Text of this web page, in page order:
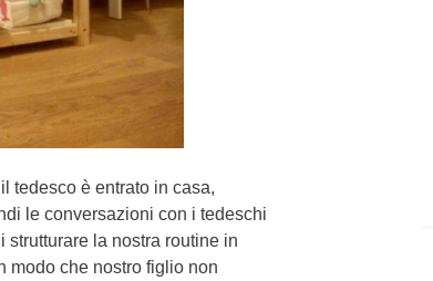
tedesco è entrato in casa,
le conversazioni con i tedeschi
la nostra routine in
modo che nostro figlio non